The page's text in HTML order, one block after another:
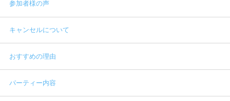
参加者様の声
キャンセルについて
おすすめの理由
パーティー内容